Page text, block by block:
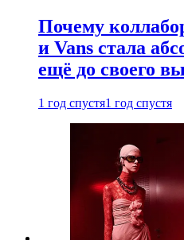
Почему
и Vans стала
ещё до своего
1 год спустя1 год спустя